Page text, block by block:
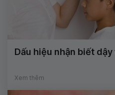
Dấu hiệu nhận biết
Xem thêm